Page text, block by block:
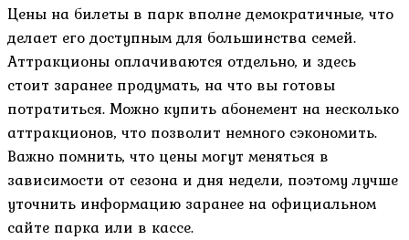
Цены на билеты в парк вполне демократичные, что
делает его доступным для большинства семей.
Аттракционы оплачиваются отдельно, и здесь
стоит заранее продумать, на что вы готовы
потратиться. Можно купить абонемент на несколько
аттракционов, что позволит немного сэкономить.
Важно помнить, что цены могут меняться в
зависимости от сезона и дня недели, поэтому лучше
уточнить информацию заранее на официальном
сайте парка или в кассе.